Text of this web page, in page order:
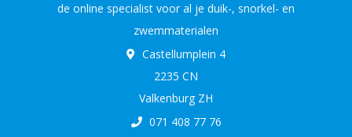
de online specialist voor al je duik-, snorkel- en
zwemmaterialen
Castellumplein 4
2235 CN
Valkenburg ZH
071 408 77 76